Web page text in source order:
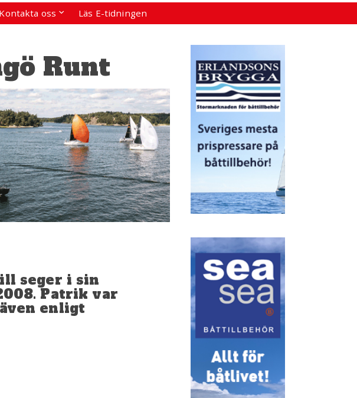
Kontakta oss Läs E-tidningen
Runt
seger i sin
Patrik var
enligt